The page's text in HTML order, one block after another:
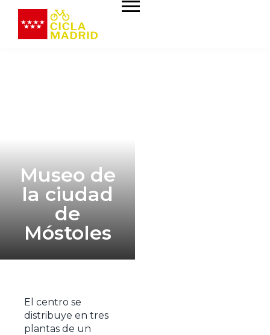
Museo de
la ciudad
de
Móstoles
El centro se
distribuye en tres
plantas de un